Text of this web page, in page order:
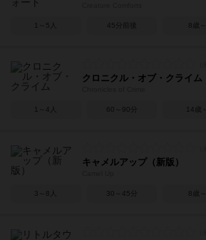
1～5人 45分前後 8歳～
クロニクル・オブ・クライム
1～4人 60～90分 14歳～
キャメルアップ（新版）
3～8人 30～45分 8歳～